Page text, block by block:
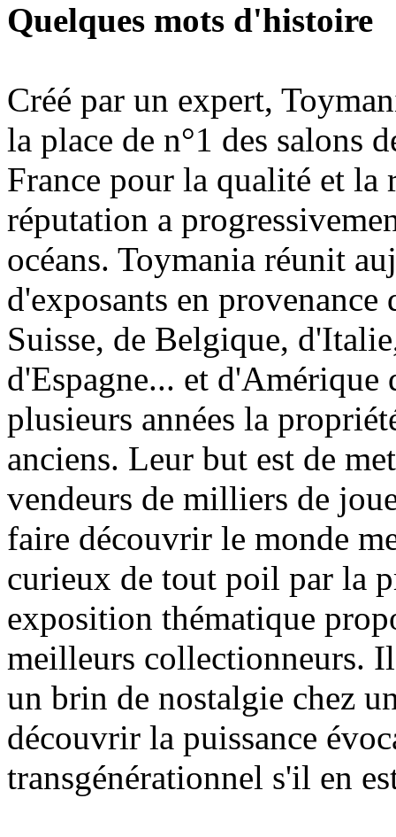
Quelques mots d'histoire
Créé par un expert,
la place de n°1 des salons
France pour la qualité et la
réputation a
océans. Toymania réunit
d'exposants en
Suisse, de Belgique,
d'Espagne... et
plusieurs années la
anciens. Leur but est de
vendeurs de milliers de
faire découvrir le monde
curieux de tout poil par la
exposition thématique
meilleurs collectionneurs.
un brin de nostalgie chez
découvrir la puissance
transgénérationnel s'il en